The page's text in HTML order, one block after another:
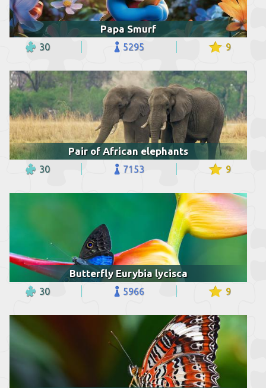
Papa Smurf
30 5295 9
Pair of African elephants
30 7153 9
Butterfly Eurybia lycisca
30 5966 9